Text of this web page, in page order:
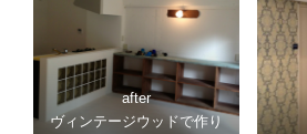
after
ヴィンテージウッドで作り